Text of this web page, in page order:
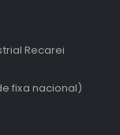
Recarei
fixa nacional)